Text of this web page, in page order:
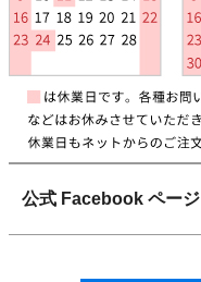
公式 Facebook ページ